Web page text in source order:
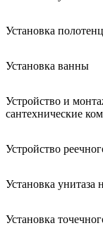
Установка
Установка ванны
Устройство и
сантехнические
Устройство
Установка унитаза
Установка